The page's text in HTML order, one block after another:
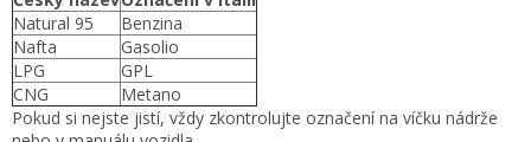
Natural 95
Benzina
Nafta
Gasolio
LPG
GPL
CNG
Metano
Pokud si nejste jistí, vždy zkontrolujte označení na víčku nádrže